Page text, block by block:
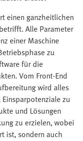
einen ganzheitlichen
Alle Parameter
einer Maschine
zu
für die
Vom Front-End
wird alles
zu
und Lösungen
zu erzielen, wobei
ist, sondern auch